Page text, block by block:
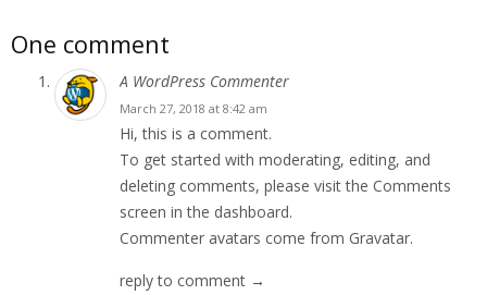
One comment
A WordPress Commenter
March 27, 2018 at 8:42 am
Hi, this is a comment.
To get started with moderating, editing, and
deleting comments, please visit the Comments
screen in the dashboard.
Commenter avatars come from Gravatar.
reply to comment →